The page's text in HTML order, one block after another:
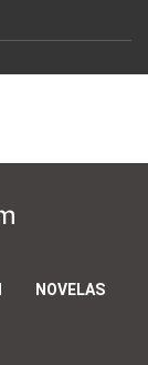
NOVELAS